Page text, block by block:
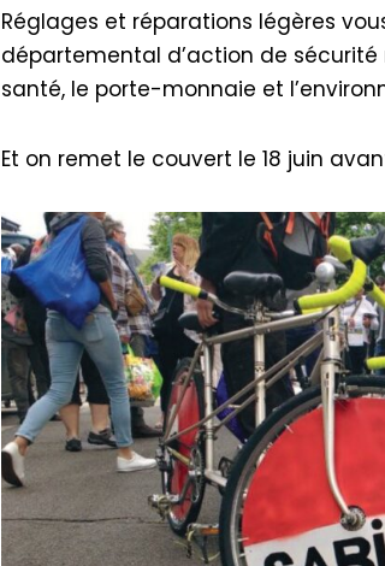
Réglages et réparations légères
départemental d’action de sécurité
santé, le porte-monnaie et
Et on remet le couvert le 18 juin